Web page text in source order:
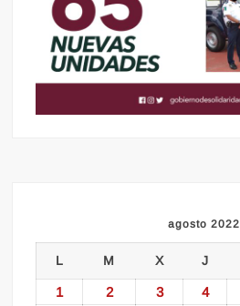
agosto 2022
L M X J
1 2 3 4